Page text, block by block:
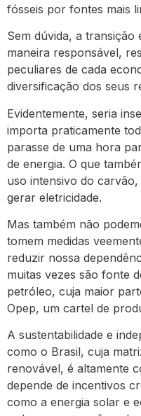
fósseis por fontes mais
Sem dúvida, a transição
maneira responsável,
peculiares de cada
diversificação dos seus
Evidentemente, seria
importa praticamente
parasse de uma hora
de energia. O que
uso intensivo do
gerar eletricidade.
Mas também não
tomem medidas
reduzir nossa
muitas vezes são fonte
petróleo, cuja maior
Opep, um cartel de
A sustentabilidade e
como o Brasil, cuja
renovável, é altamente
depende de incentivos
como a energia solar e